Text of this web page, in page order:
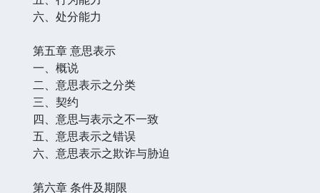
六、处分能力
第五章 意思表示
一、概说
二、意思表示之分类
三、契约
四、意思与表示之不一致
五、意思表示之错误
六、意思表示之欺诈与胁迫
第六章 条件及期限